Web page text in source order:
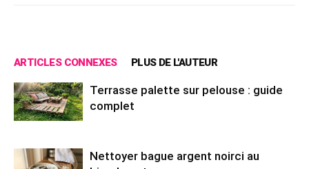
ARTICLES CONNEXES PLUS DE L'AUTEUR
Terrasse palette sur pelouse : guide
complet
Nettoyer bague argent noirci au